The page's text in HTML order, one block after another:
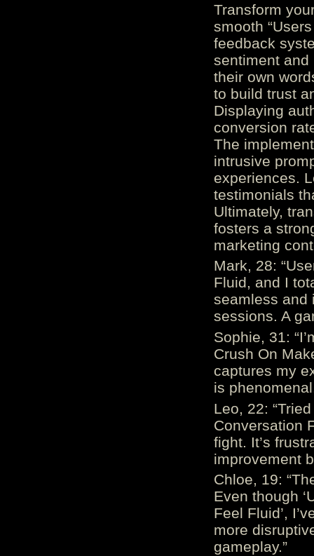
Transform
smooth
feedback
sentiment and
their own
to build trust
Displaying
conversion
The
intrusive
experiences.
testimonials
Ultimately,
fosters a
marketing
Mark, 28:
Fluid, and I
seamless and
sessions. A
Sophie, 31:
Crush On
captures my
is
Leo, 22:
Conversation
fight. It’s
improvement
Chloe, 19:
Even though
Feel Fluid’,
more
gameplay.”